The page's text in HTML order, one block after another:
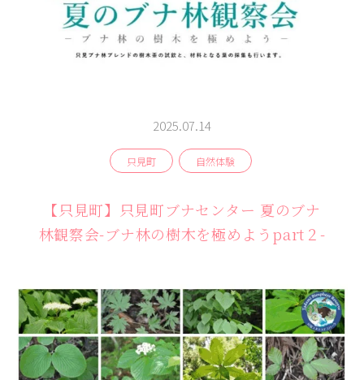
2025.07.14
只見町 自然体験
【只見町】只見町ブナセンター 夏のブナ
林観察会-ブナ林の樹木を極めようpart２-